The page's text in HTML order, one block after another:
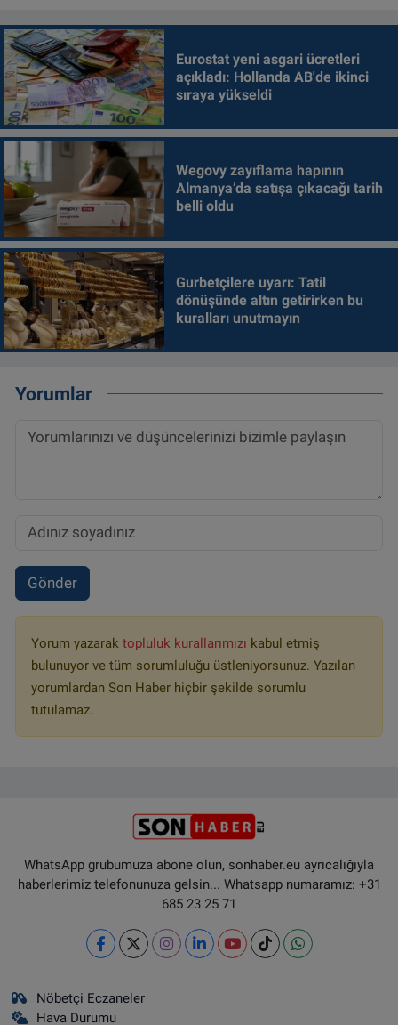
Eurostat yeni asgari ücretleri
açıkladı: Hollanda AB'de ikinci
sıraya yükseldi
Wegovy zayıflama hapının
Almanya’da satışa çıkacağı tarih
belli oldu
Gurbetçilere uyarı: Tatil
dönüşünde altın getirirken bu
kuralları unutmayın
Yorumlar
Gönder
Yorum yazarak topluluk kurallarımızı kabul etmiş
bulunuyor ve tüm sorumluluğu üstleniyorsunuz. Yazılan
yorumlardan Son Haber hiçbir şekilde sorumlu
tutulamaz.
WhatsApp grubumuza abone olun, sonhaber.eu ayrıcalığıyla
haberlerimiz telefonunuza gelsin... Whatsapp numaramız: +31
685 23 25 71
Nöbetçi Eczaneler
Hava Durumu